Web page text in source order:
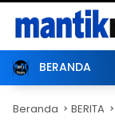
BERANDA
Beranda BERITA